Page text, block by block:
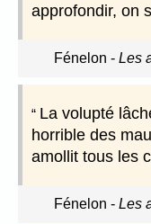
approfondir, on
Fénelon - Les
La volupté
horrible des
amollit tous les
Fénelon - Les